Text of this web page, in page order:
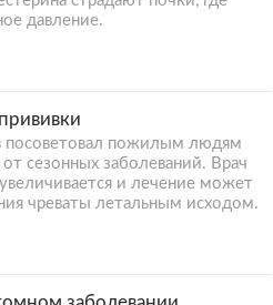
давление.
посоветовал пожилым людям
сезонных заболеваний. Врач
и лечение может
чреваты летальным исходом.